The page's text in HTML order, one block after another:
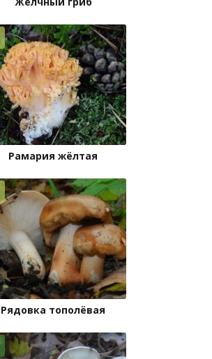
Рамария жёлтая
Рядовка тополёвая